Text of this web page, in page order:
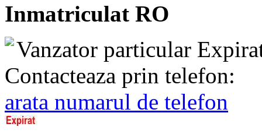
Inmatriculat RO
Vanzator particular
Contacteaza prin telefon:
arata numarul de telefon